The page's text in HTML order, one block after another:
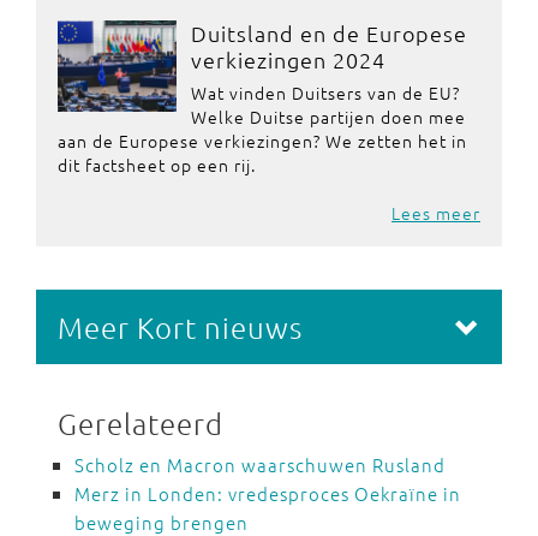
Duitsland en de Europese
verkiezingen 2024
Wat vinden Duitsers van de EU?
Welke Duitse partijen doen mee
aan de Europese verkiezingen? We zetten het in
dit factsheet op een rij.
Lees meer
Meer Kort nieuws
Gerelateerd
Scholz en Macron waarschuwen Rusland
Merz in Londen: vredesproces Oekraïne in
beweging brengen